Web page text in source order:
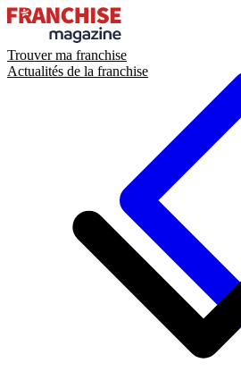
Trouver ma franchise
Actualités de la franchise